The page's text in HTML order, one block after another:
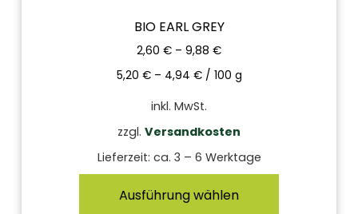
BIO EARL GREY
2,60 € – 9,88 €
5,20 €– 4,94 €/ 100 g
inkl. MwSt.
zzgl. Versandkosten
Lieferzeit: ca. 3 – 6 Werktage
Ausführung wählen